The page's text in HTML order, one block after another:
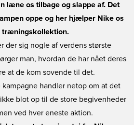
læne os tilbage og slappe af. Det
oppe og her hjælper Nike os
træningskollektion.
der sig nogle af verdens største
man, hvordan de har nået deres
at de kom sovende til det.
kampagne handler netop om at det
blot op til de store begivenheder
ved hver eneste aktion.